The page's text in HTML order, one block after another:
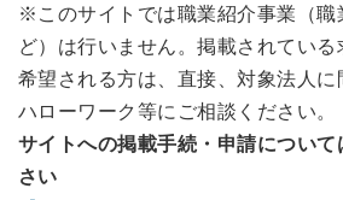
※このサイトでは職業紹介事業（職
ど）は行いません。掲載されてい
希望される方は、直接、対象法人に
ハローワーク等にご相談ください。
サイトへの掲載手続・申請につい
さい